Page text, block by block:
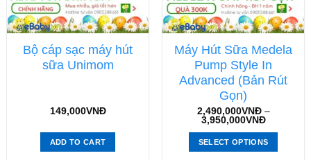
Bộ cáp sạc máy hút
sữa Unimom
149,000VNĐ
ADD TO CART
Máy Hút Sữa Medela
Pump Style In
Advanced (Bản Rút
Gọn)
2,490,000VNĐ–
3,950,000VNĐ
SELECT OPTIONS